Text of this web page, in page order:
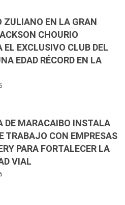
ZULIANO EN LA GRAN
CHOURIO
EXCLUSIVO CLUB DEL
EDAD RÉCORD EN LA
DE MARACAIBO INSTALA
TRABAJO CON EMPRESAS
PARA FORTALECER LA
VIAL